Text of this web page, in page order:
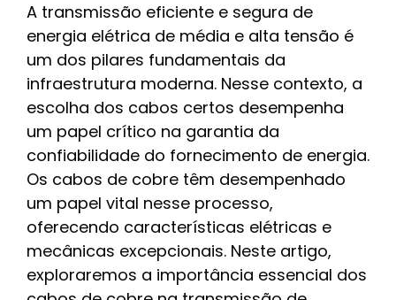
A transmissão eficiente e segura de
energia elétrica de média e alta tensão é
um dos pilares fundamentais da
infraestrutura moderna. Nesse contexto, a
escolha dos cabos certos desempenha
um papel crítico na garantia da
confiabilidade do fornecimento de energia.
Os cabos de cobre têm desempenhado
um papel vital nesse processo,
oferecendo características elétricas e
mecânicas excepcionais. Neste artigo,
exploraremos a importância essencial dos